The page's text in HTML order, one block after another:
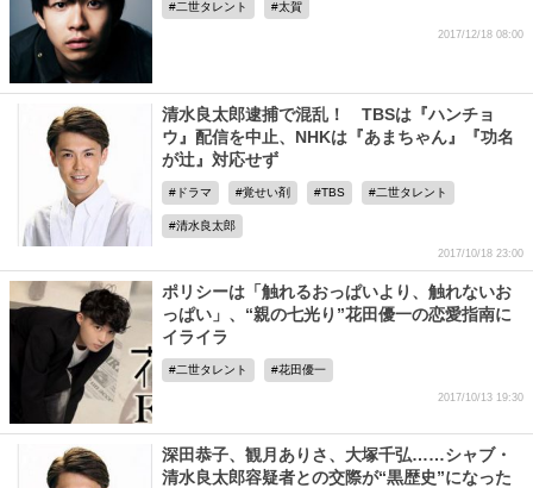
二世タレント 太賀
2017/12/18 08:00
清水良太郎逮捕で混乱！ TBSは『ハンチョ
ウ』配信を中止、NHKは『あまちゃん』『功名
が辻』対応せず
ドラマ 覚せい剤 TBS 二世タレント
清水良太郎
2017/10/18 23:00
ポリシーは「触れるおっぱいより、触れないお
っぱい」、“親の七光り”花田優一の恋愛指南に
イライラ
二世タレント 花田優一
2017/10/13 19:30
深田恭子、観月ありさ、大塚千弘……シャブ・
清水良太郎容疑者との交際が“黒歴史”になった